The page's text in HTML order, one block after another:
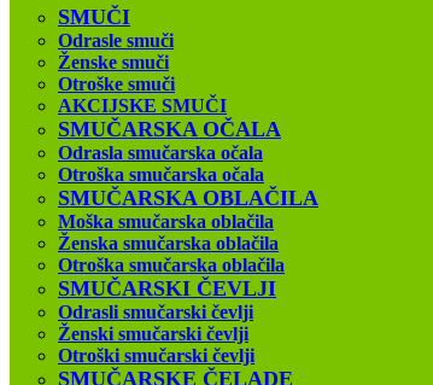
SMUČI
Odrasle smuči
Ženske smuči
Otroške smuči
AKCIJSKE SMUČI
SMUČARSKA OČALA
Odrasla smučarska očala
Otroška smučarska očala
SMUČARSKA OBLAČILA
Moška smučarska oblačila
Ženska smučarska oblačila
Otroška smučarska oblačila
SMUČARSKI ČEVLJI
Odrasli smučarski čevlji
Ženski smučarski čevlji
Otroški smučarski čevlji
SMUČARSKE ČELADE